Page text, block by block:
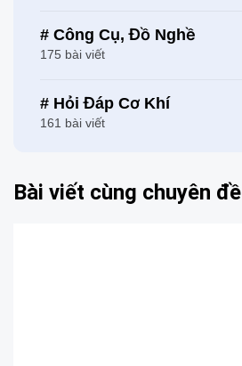
# Công Cụ, Đồ Nghề
175 bài viết
# Hỏi Đáp Cơ Khí
161 bài viết
Bài viết cùng chuyên đề